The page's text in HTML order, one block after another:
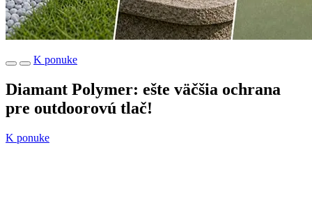
K ponuke
Diamant Polymer: ešte väčšia ochrana
pre outdoorovú tlač!
K ponuke